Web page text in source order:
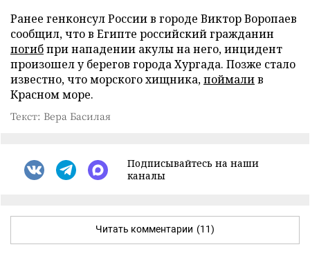
Ранее генконсул России в городе Виктор Воропаев
сообщил, что в Египте российский гражданин
погибпри нападении акулы на него, инцидент
произошел у берегов города Хургада. Позже стало
известно, что морского хищника,поймалив
Красном море.
Текст: Вера Басилая
Подписывайтесь на наши
каналы
Читать комментарии (11)